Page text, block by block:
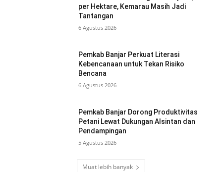
per Hektare, Kemarau Masih Jadi
Tantangan
6 Agustus 2026
Pemkab Banjar Perkuat Literasi
Kebencanaan untuk Tekan Risiko
Bencana
6 Agustus 2026
Pemkab Banjar Dorong Produktivitas
Petani Lewat Dukungan Alsintan dan
Pendampingan
5 Agustus 2026
Muat lebih banyak